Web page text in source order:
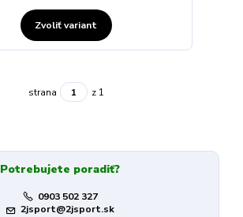
Zvoliť variant
strana z 1
Potrebujete poradiť?
0903 502 327
2jsport@2jsport.sk